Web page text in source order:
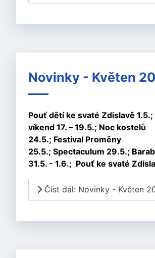
Novinky - Květen
Pouť dětí ke svaté Zdislavě 1.5.;
víkend 17. – 19.5.; Noc kostelů
24.5.; Festival Proměny
25.5.; Spectaculum 29.5.;
31.5. - 1.6.; Pouť ke svaté
Číst dál: Novinky - Květen